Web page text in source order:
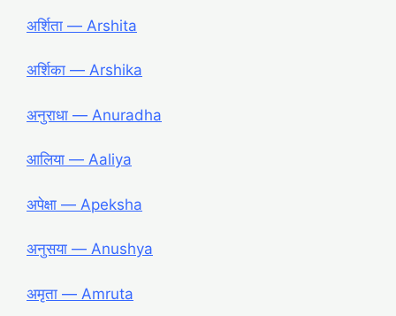
अर्शिता ― Arshita
अर्शिका ― Arshika
अनुराधा ― Anuradha
आलिया ― Aaliya
अपेक्षा ― Apeksha
अनुसया ― Anushya
अमृता ― Amruta